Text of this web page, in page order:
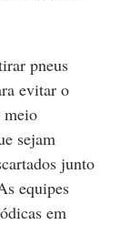
pneus
evitar o
meio
sejam
junto
equipes
em